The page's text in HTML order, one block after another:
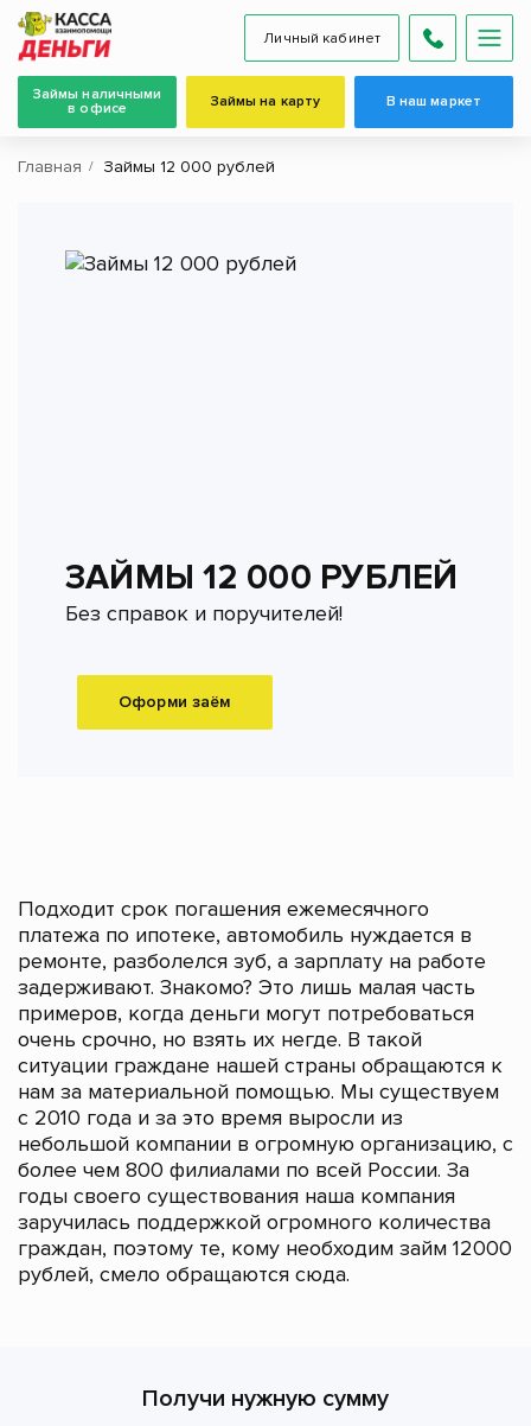
Личный кабинет
Займы наличными
в офисе
Займы на карту В наш маркет
Главная Займы 12 000 рублей
ЗАЙМЫ 12 000 РУБЛЕЙ
Без справок и поручителей!
Оформи заём
Подходит срок погашения ежемесячного
платежа по ипотеке, автомобиль нуждается в
ремонте, разболелся зуб, а зарплату на работе
задерживают. Знакомо? Это лишь малая часть
примеров, когда деньги могут потребоваться
очень срочно, но взять их негде. В такой
ситуации граждане нашей страны обращаются к
нам за материальной помощью. Мы существуем
с 2010 года и за это время выросли из
небольшой компании в огромную организацию, с
более чем 800 филиалами по всей России. За
годы своего существования наша компания
заручилась поддержкой огромного количества
граждан, поэтому те, кому необходим займ 12000
рублей, смело обращаются сюда.
Получи нужную сумму